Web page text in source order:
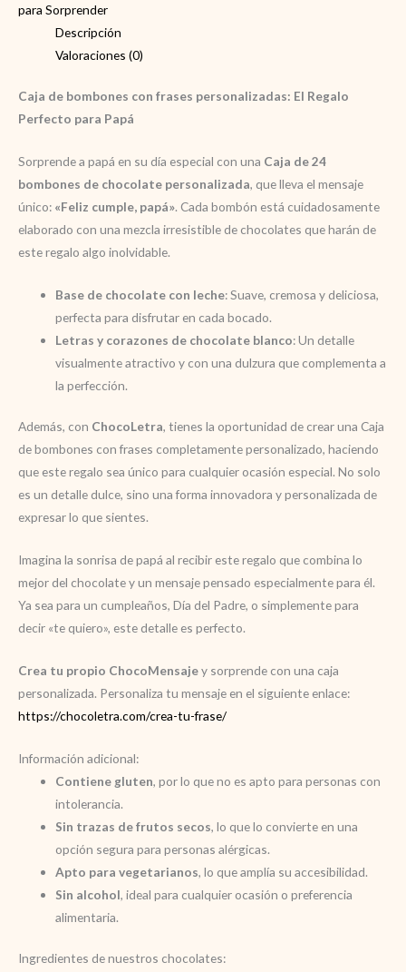
personalizadas
cantidad
para Sorprender
Descripción
Valoraciones (0)
Caja de bombones con frases personalizadas: El Regalo
Perfecto para Papá
Sorprende a papá en su día especial con una Caja de 24
bombones de chocolate personalizada, que lleva el mensaje
único: «Feliz cumple, papá». Cada bombón está cuidadosamente
elaborado con una mezcla irresistible de chocolates que harán de
este regalo algo inolvidable.
Base de chocolate con leche: Suave, cremosa y deliciosa,
perfecta para disfrutar en cada bocado.
Letras y corazones de chocolate blanco: Un detalle
visualmente atractivo y con una dulzura que complementa a
la perfección.
Además, con ChocoLetra, tienes la oportunidad de crear una Caja
de bombones con frases completamente personalizado, haciendo
que este regalo sea único para cualquier ocasión especial. No solo
es un detalle dulce, sino una forma innovadora y personalizada de
expresar lo que sientes.
Imagina la sonrisa de papá al recibir este regalo que combina lo
mejor del chocolate y un mensaje pensado especialmente para él.
Ya sea para un cumpleaños, Día del Padre, o simplemente para
decir «te quiero», este detalle es perfecto.
Crea tu propio ChocoMensajey sorprende con una caja
personalizada. Personaliza tu mensaje en el siguiente enlace:
https://chocoletra.com/crea-tu-frase/
Información adicional:
Contiene gluten, por lo que no es apto para personas con
intolerancia.
Sin trazas de frutos secos, lo que lo convierte en una
opción segura para personas alérgicas.
Apto para vegetarianos, lo que amplía su accesibilidad.
Sin alcohol, ideal para cualquier ocasión o preferencia
alimentaria.
Ingredientes de nuestros chocolates: